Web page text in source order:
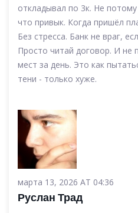
откладывал по 3к. Не
что привык. Когда пришёл
Без стресса. Банк не враг,
Просто читай договор. И не
мест за день. Это как
тени - только хуже.
марта 13, 2026 AT 04:36
Руслан Трад